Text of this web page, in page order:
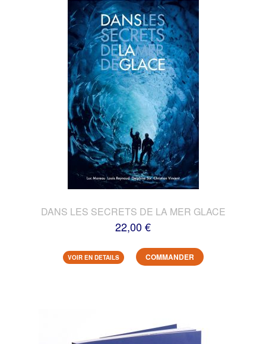
DANS LES SECRETS DE LA MER GLACE
22,00 €
VOIR EN DETAILS COMMANDER